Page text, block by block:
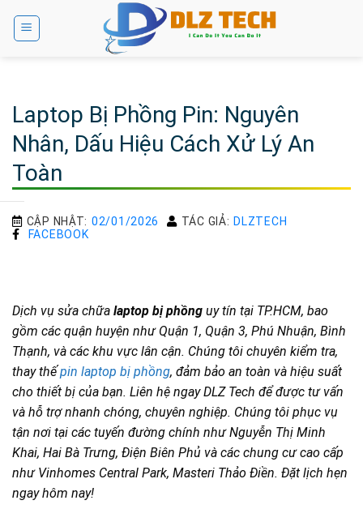
Laptop Bị Phồng Pin: Nguyên
Nhân, Dấu Hiệu Cách Xử Lý An
Toàn
CẬP NHẬT: 02/01/2026 TÁC GIẢ: DLZTECH
FACEBOOK
Dịch vụ sửa chữa laptop bị phồng uy tín tại TP.HCM, bao
gồm các quận huyện như Quận 1, Quận 3, Phú Nhuận, Bình
Thạnh, và các khu vực lân cận. Chúng tôi chuyên kiểm tra,
thay thếpin laptop bị phồng, đảm bảo an toàn và hiệu suất
cho thiết bị của bạn. Liên hệ ngay DLZ Tech để được tư vấn
và hỗ trợ nhanh chóng, chuyên nghiệp. Chúng tôi phục vụ
tận nơi tại các tuyến đường chính như Nguyễn Thị Minh
Khai, Hai Bà Trưng, Điện Biên Phủ và các chung cư cao cấp
như Vinhomes Central Park, Masteri Thảo Điền. Đặt lịch hẹn
ngay hôm nay!